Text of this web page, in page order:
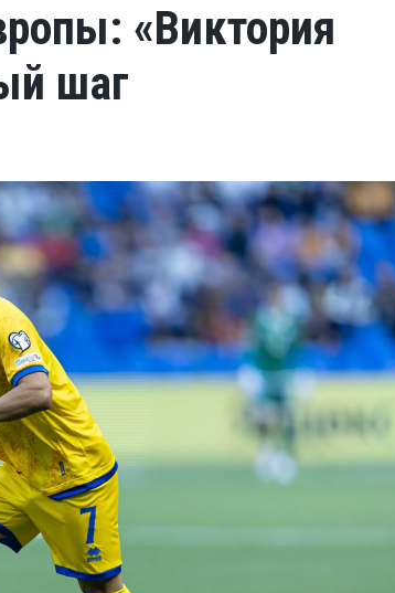
«Виктория
шаг